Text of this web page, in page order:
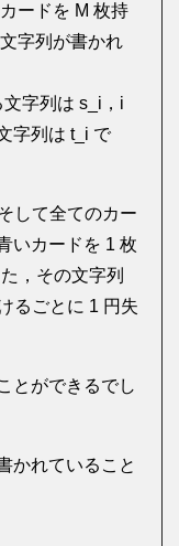
ードを M 枚持
字列が書かれ
字列は s_i，i
字列は t_i で
して全てのカー
いカードを 1 枚
，その文字列
るごとに 1 円失
とができるでし
かれていること